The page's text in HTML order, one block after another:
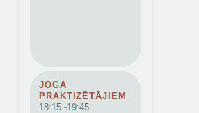
JOGA
PRAKTIZĒTĀJIEM
18:15 -19:45